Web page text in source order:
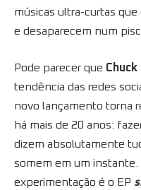
músicas ultra-curtas
e desaparecem num
Pode parecer que
tendência das redes
novo lançamento torna
há mais de 20 anos:
dizem absolutamente
somem em um instante.
experimentação é o EP